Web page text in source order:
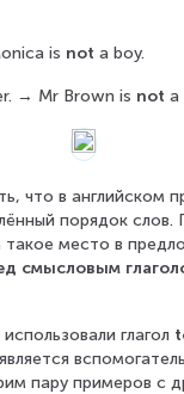
is not a boy.
→ Mr Brown is not a
что в английском
порядок слов.
такое место в
смысловым
глагол
пару примеров с